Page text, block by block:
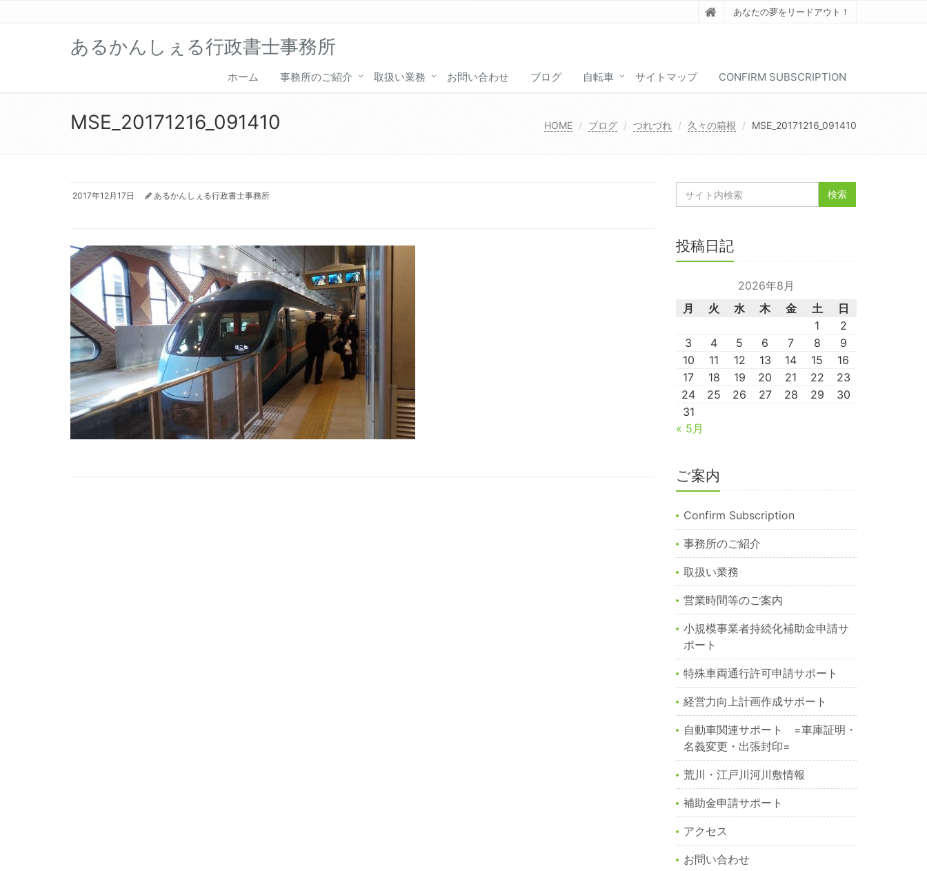
あなたの夢をリードアウト！
あるかんしぇる行政書士事務所
ホーム 事務所のご紹介 取扱い業務 お問い合わせ ブログ 自転車 サイトマップ CONFIRM SUBSCRIPTION
MSE_20171216_091410 HOME ブログ つれづれ 久々の箱根 MSE_20171216_091410
2017年12月17日 あるかんしぇる行政書士事務所
投稿日記
2026年8月
月
火 水 木 金 土
日
1
2
3
4 5 6 7 8
9
10
11 12 13 14 15
16
17
18 19 20 21 22
23
24
25 26 27 28 29
30
31
« 5月
ご案内
Confirm Subscription
事務所のご紹介
取扱い業務
営業時間等のご案内
小規模事業者持続化補助金申請サ
ポート
特殊車両通行許可申請サポート
経営力向上計画作成サポート
自動車関連サポート =車庫証明・
名義変更・出張封印=
荒川・江戸川河川敷情報
補助金申請サポート
アクセス
お問い合わせ